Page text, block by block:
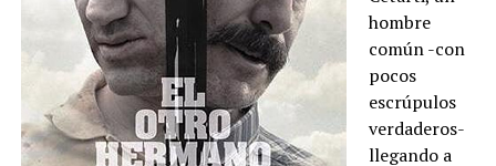
hombre
común -con
pocos
escrúpulos
verdaderos-
llegando a